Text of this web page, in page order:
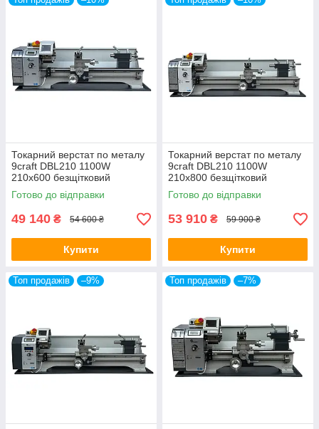
Токарний верстат по металу
9craft DBL210 1100W
210х600 безщітковий
Готово до відправки
49 140 ₴ 54 600 ₴
Купити
Токарний верстат по металу
9craft DBL210 1100W
210х800 безщітковий
Готово до відправки
53 910 ₴ 59 900 ₴
Купити
Топ продажів –9% Топ продажів –7%